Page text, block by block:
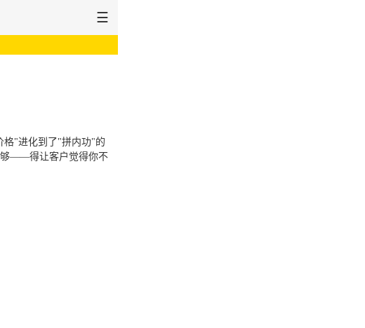
☰
格"进化到了"拼内功"的
够——得让客户觉得你不